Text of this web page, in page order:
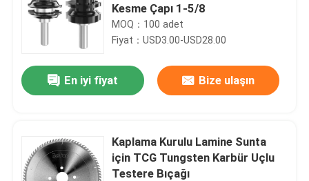
Kesme Çapı 1-5/8
MOQ：100 adet
Fiyat：USD3.00-USD28.00
En iyi fiyat Bize ulaşın
Kaplama Kurulu Lamine Sunta
için TCG Tungsten Karbür Uçlu
Testere Bıçağı